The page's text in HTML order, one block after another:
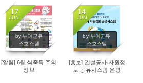
17
JUN
by 부여군유
스호스텔
3410
[알림] 6월 식죽독 주의
정보
14
JUN
by 부여군유
스호스텔
3334
[홍보] 건설공사 자원정
보 공유시스템 운영